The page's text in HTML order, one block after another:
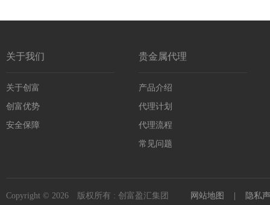
关于我们
关于创富
创富优势
安全保障
贵金属代理
产品介绍
代理计划
代理流程
常见问题
Copyright © 2026 版权所有 : 创富盈汇集团 网站地图 隐私